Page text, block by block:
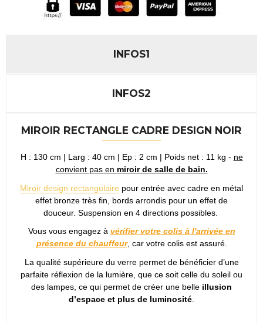
INFOS1
INFOS2
MIROIR RECTANGLE CADRE DESIGN NOIR
H : 130 cm | Larg : 40 cm | Ep : 2 cm | Poids net : 11 kg - ne
convient pas en miroir de salle de bain.
Miroir design rectangulaire pour entrée avec cadre en métal
effet bronze très fin, bords arrondis pour un effet de
douceur. Suspension en 4 directions possibles.
Vous vous engagez à vérifier votre colis à l'arrivée en
présence du chauffeur, car votre colis est assuré.
La qualité supérieure du verre permet de bénéficier d’une
parfaite réflexion de la lumière, que ce soit celle du soleil ou
des lampes, ce qui permet de créer une belle illusion
d’espace et plus de luminosité